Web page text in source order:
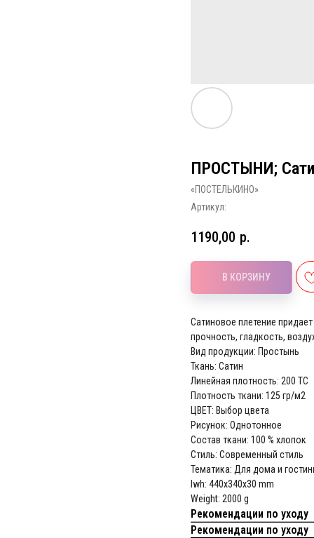
ПРОСТЫНИ;
«ПОСТЕЛЬКИНО»
Артикул:
1190,00 р.
В КОРЗИНУ
Сатиновое плетение
прочность, гладкость,
Вид продукции: Простынь
Ткань: Сатин
Линейная плотность: 200 ТС
Плотность ткани: 125 гр/м2
ЦВЕТ: Выбор цвета
Рисунок: Однотонное
Состав ткани: 100 % хлопок
Стиль: Современный стиль
Тематика: Для дома и
lwh: 440x340x30 mm
Weight: 2000 g
Рекомендации по уходу
Рекомендации по уходу